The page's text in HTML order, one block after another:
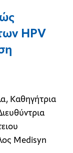
HPV
Καθηγήτρια
Medisyn